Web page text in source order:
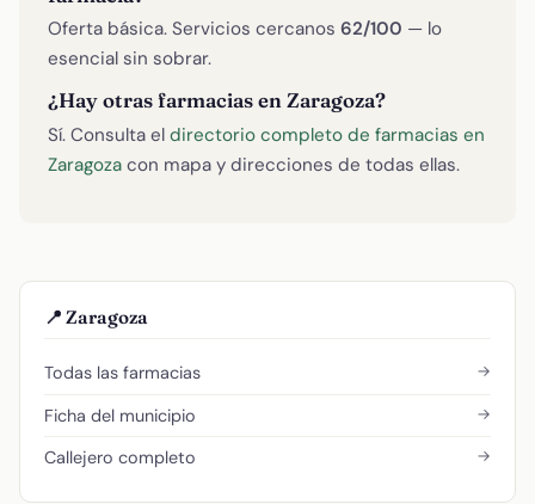
Oferta básica. Servicios cercanos 62/100 — lo
esencial sin sobrar.
¿Hay otras farmacias en Zaragoza?
Sí. Consulta el directorio completo de farmacias en
Zaragoza con mapa y direcciones de todas ellas.
📍 Zaragoza
Todas las farmacias →
Ficha del municipio →
Callejero completo →